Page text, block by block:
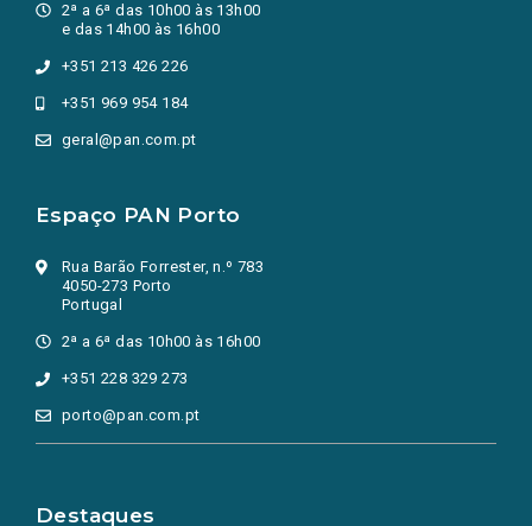
2ª a 6ª das 10h00 às 13h00
e das 14h00 às 16h00
+351 213 426 226
+351 969 954 184
geral@pan.com.pt
Espaço PAN Porto
Rua Barão Forrester, n.º 783
4050-273 Porto
Portugal
2ª a 6ª das 10h00 às 16h00
+351 228 329 273
porto@pan.com.pt
Destaques